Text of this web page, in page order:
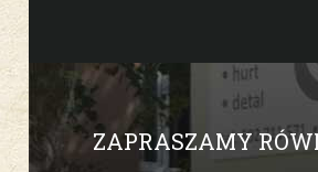
ZAPRASZAMY